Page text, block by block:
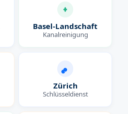
Basel-Landschaft
Kanalreinigung
Zürich
Schlüsseldienst